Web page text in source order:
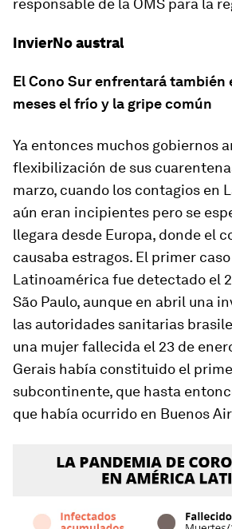
InvierNo austral
El Cono Sur enfrentará también
meses el frío y la gripe común
Ya entonces muchos gobiernos
flexibilización de sus
marzo, cuando los contagios en
aún eran incipientes pero se
llegara desde Europa, donde el
causaba estragos. El primer caso
Latinoamérica fue detectado el
São Paulo, aunque en abril una
las autoridades sanitarias
una mujer fallecida el 23 de
Gerais había constituido el
subcontinente, que hasta
que había ocurrido en Buenos